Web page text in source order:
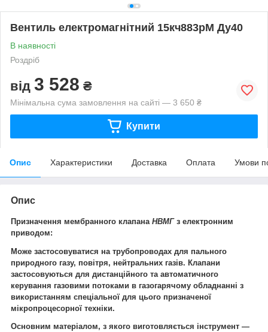
Вентиль електромагнітний 15кч883рМ Ду40
В наявності
Роздріб
від 3 528 ₴
Мінімальна сума замовлення на сайті — 3 650 ₴
Купити
Опис Характеристики Доставка Оплата Умови
Опис
Призначення мембранного клапана НВМГ з електронним
приводом:
Може застосовуватися на трубопроводах для пального
природного газу, повітря, нейтральних газів. Клапани
застосовуються для дистанційного та автоматичного
керування газовими потоками в газогарячому обладнанні з
використанням спеціальної для цього призначеної
мікропроцесорної техніки.
Основним матеріалом, з якого виготовляється інструмент —